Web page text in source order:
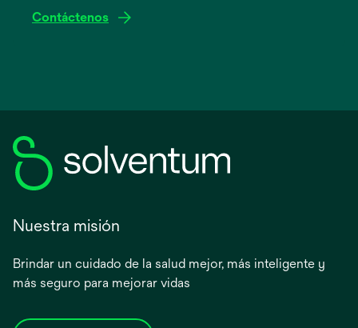
Contáctenos
Nuestra misión
Brindar un cuidado de la salud mejor, más inteligente y
más seguro para mejorar vidas